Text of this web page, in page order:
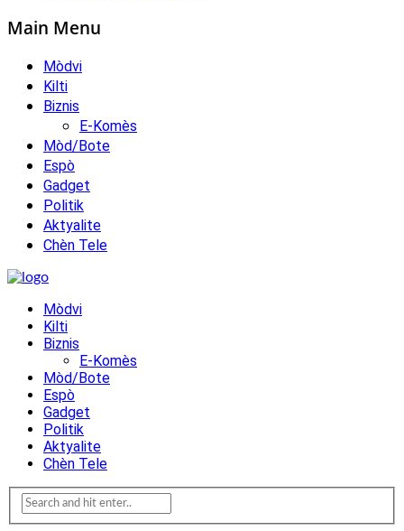
Main Menu
Mòdvi
Kilti
Biznis
E-Komès
Mòd/Bote
Espò
Gadget
Politik
Aktyalite
Chèn Tele
Mòdvi
Kilti
Biznis
E-Komès
Mòd/Bote
Espò
Gadget
Politik
Aktyalite
Chèn Tele